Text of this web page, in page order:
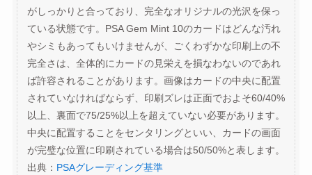
がしっかりと合っており、完全なオリジナルの光沢を保っ
ている状態です。PSA Gem Mint 10のカードはどんな汚れ
やシミもあってもいけませんが、ごくわずかな印刷上の不
完全さは、全体的にカードの見栄えを損なわないのであれ
ば許容されることがあります。画像はカードの中央に配置
されていなければならず、印刷ズレは正面でおよそ60/40%
以上、裏面で75/25%以上を超えていない必要があります。
中央に配置することをセンタリングといい、カードの画面
が完璧な位置に印刷されている場合は50/50%と表します。
出典： PSAグレーディング基準